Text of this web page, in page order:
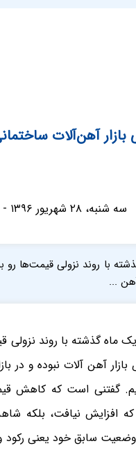
آهن‌آلات
سه شنبه، ۲۸ شهریور ۱۳۹۶ - ۱۰:۵۲:۰۴
با روند نزولی قیمت‌ها
...
ماه گذشته با روند
آهن آلات نبوده و در
گفتنی است که کاهش
افزایش نیافت، بلکه
سابق خود یعنی رکود